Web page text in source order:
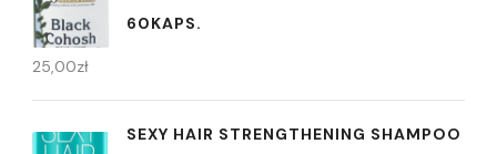
60KAPS.
25,00zł
SEXY HAIR STRENGTHENING SHAMPOO